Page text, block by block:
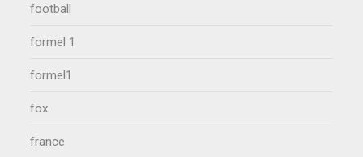
football
formel 1
formel1
fox
france